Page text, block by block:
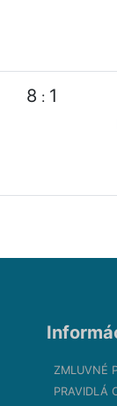
8 : 1
ZMLUVNÉ
PRAVIDLÁ